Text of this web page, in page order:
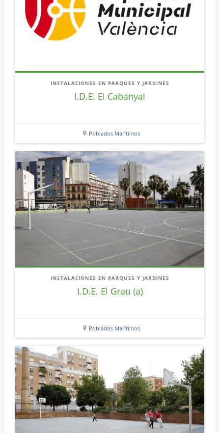
INSTALACIONES EN PARQUES Y JARDINES
I.D.E. El Cabanyal
Poblados Marítimos
INSTALACIONES EN PARQUES Y JARDINES
I.D.E. El Grau (a)
Poblados Marítimos